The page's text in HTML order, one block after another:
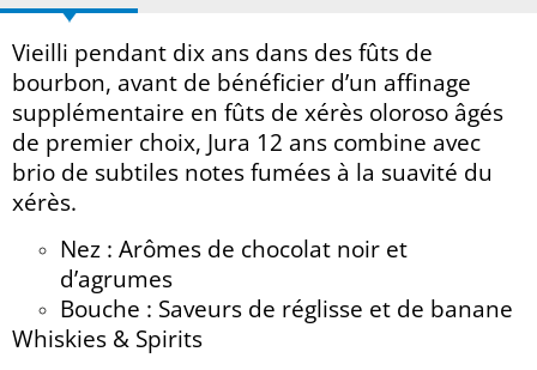
Vieilli pendant dix ans dans des fûts de
bourbon, avant de bénéficier d’un affinage
supplémentaire en fûts de xérès oloroso âgés
de premier choix, Jura 12 ans combine avec
brio de subtiles notes fumées à la suavité du
xérès.
Nez : Arômes de chocolat noir et
d’agrumes
Bouche : Saveurs de réglisse et de banane
Whiskies & Spirits